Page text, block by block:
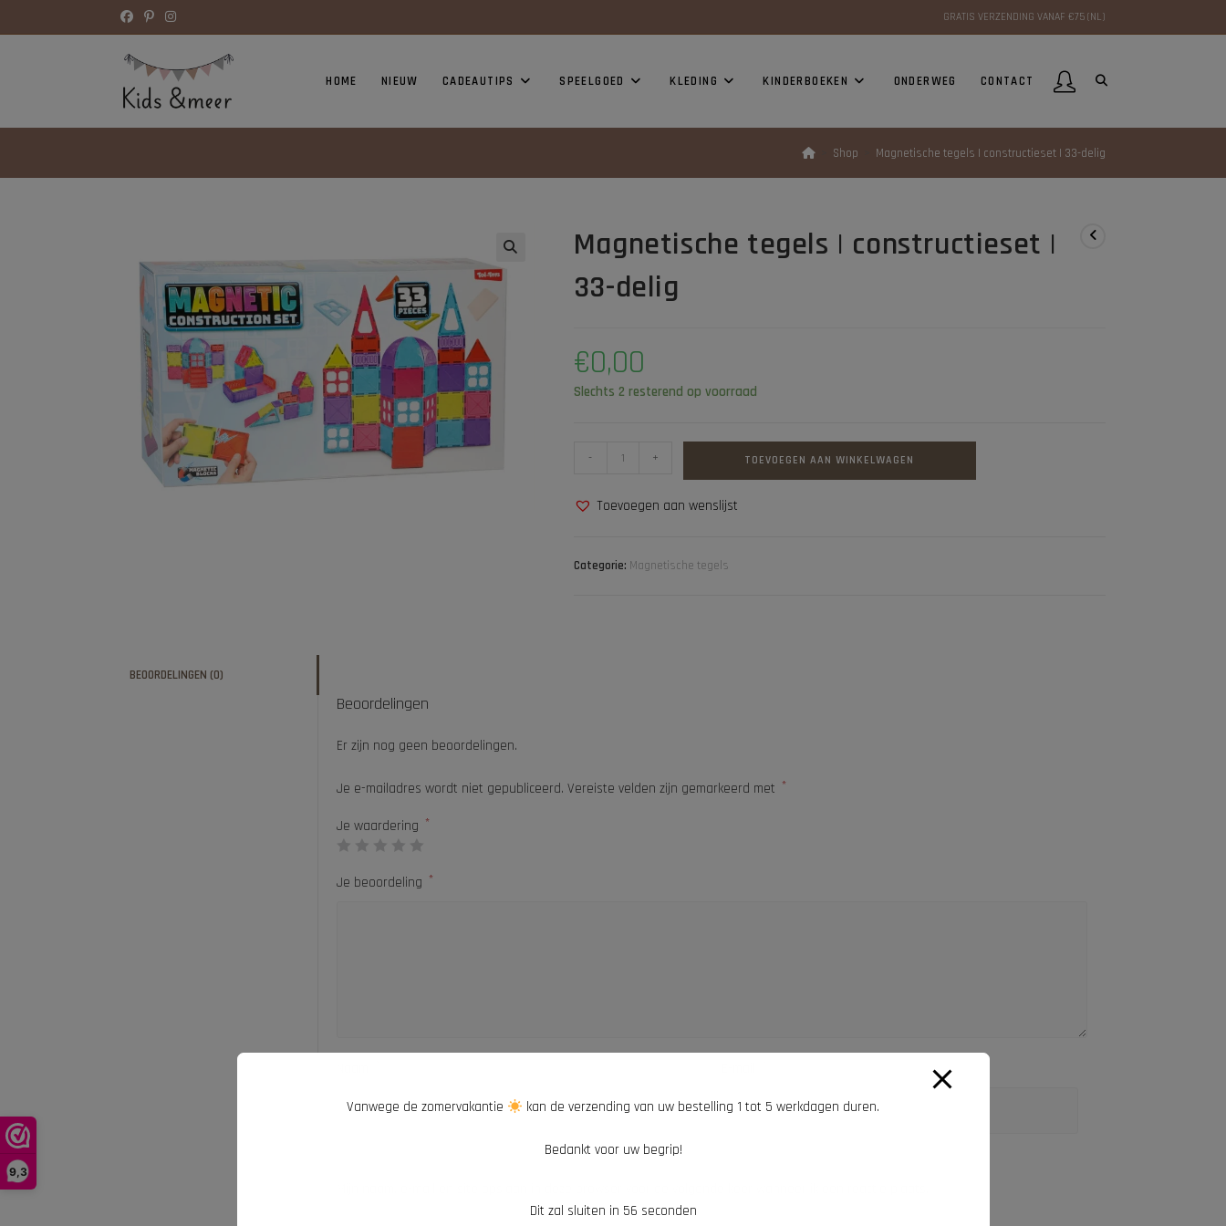
9,3
GRATIS VERZENDING VANAF €75 (NL)
HOME NIEUW CADEAUTIPS SPEELGOED KLEDING KINDERBOEKEN ONDERWEG CONTACT
Shop Magnetische tegels | constructieset | 33-delig
Magnetische tegels | constructieset |
33-delig
€0,00
Slechts 2 resterend op voorraad
- + TOEVOEGEN AAN WINKELWAGEN
Toevoegen aan wenslijst
Categorie: Magnetische tegels
BEOORDELINGEN (0)
Beoordelingen
Er zijn nog geen beoordelingen.
Je e-mailadres wordt niet gepubliceerd. Vereiste velden zijn gemarkeerd met *
Je waardering *
Je beoordeling *
Vanwege de zomervakantie kan de verzending van uw bestelling 1 tot 5 werkdagen duren.
Bedankt voor uw begrip!
Dit zal sluiten in 55 seconden